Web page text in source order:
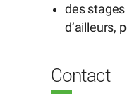
des
d’ailleurs,
Contact